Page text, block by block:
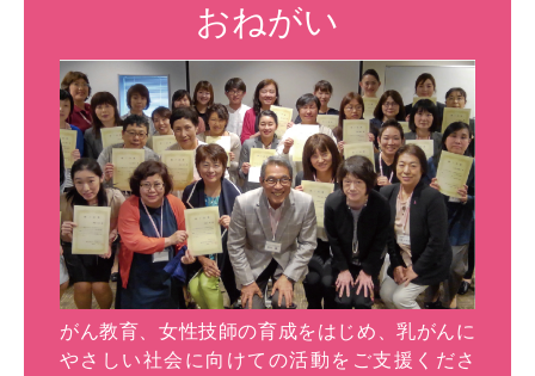
おねがい
がん教育、女性技師の育成をはじめ、乳がんに
やさしい社会に向けての活動をご支援くださ